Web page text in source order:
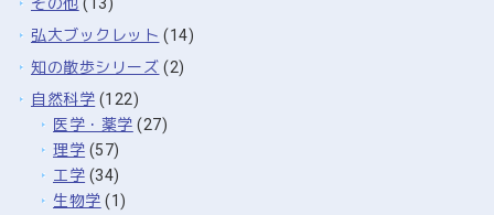
弘大ブックレット (14)
知の散歩シリーズ (2)
自然科学 (122)
医学・薬学 (27)
理学 (57)
工学 (34)
生物学 (1)